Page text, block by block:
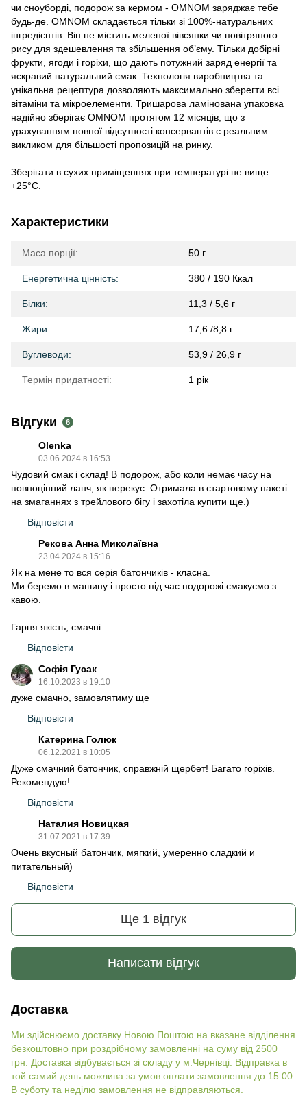
чи сноуборді, подорож за кермом - OMNOM заряджає тебе
будь-де. OMNOM складається тільки зі 100%-натуральних
інгредієнтів. Він не містить меленої вівсянки чи повітряного
рису для здешевлення та збільшення об’єму. Тільки добірні
фрукти, ягоди і горіхи, що дають потужний заряд енергії та
яскравий натуральний смак. Технологія виробництва та
унікальна рецептура дозволяють максимально зберегти всі
вітаміни та мікроелементи. Тришарова ламінована упаковка
надійно зберігає OMNOM протягом 12 місяців, що з
урахуванням повної відсутності консервантів є реальним
викликом для більшості пропозицій на ринку.
Зберігати в сухих приміщеннях при температурі не вище
+25°С.
Характеристики
Маса порції: 50 г
Енергетична цінність: 380 / 190 Ккал
Білки: 11,3 / 5,6 г
Жири: 17,6 /8,8 г
Вуглеводи: 53,9 / 26,9 г
Термін придатності: 1 рік
Відгуки 6
Olenka
03.06.2024 в 16:53
Чудовий смак і склад! В подорож, або коли немає часу на
повноцінний ланч, як перекус. Отримала в стартовому пакеті
на змаганнях з трейлового бігу і захотіла купити ще.)
Відповісти
Рекова Анна Миколаївна
23.04.2024 в 15:16
Як на мене то вся серія батончиків - класна.
Ми беремо в машину і просто під час подорожі смакуємо з
кавою.
Гарня якість, смачні.
Відповісти
Софія Гусак
16.10.2023 в 19:10
дуже смачно, замовлятиму ще
Відповісти
Катерина Голюк
06.12.2021 в 10:05
Дуже смачний батончик, справжній щербет! Багато горіхів.
Рекомендую!
Відповісти
Наталия Новицкая
31.07.2021 в 17:39
Очень вкусный батончик, мягкий, умеренно сладкий и
питательный)
Відповісти
Ще 1 відгук
Написати відгук
Доставка
Ми здійснюємо доставку Новою Поштою на вказане відділення
безкоштовно при роздрібному замовленні на суму від 2500
грн. Доставка відбувається зі складу у м.Чернівці. Відправка в
той самий день можлива за умов оплати замовлення до 15.00.
В суботу та неділю замовлення не відправляються.